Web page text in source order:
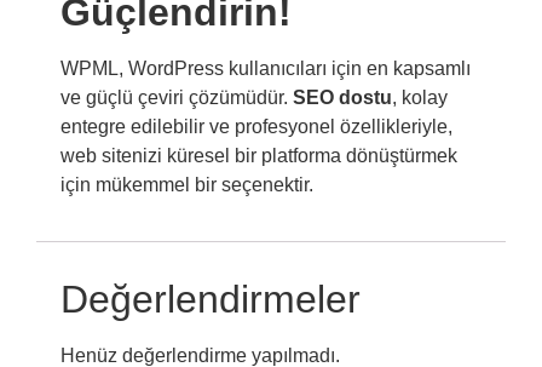
Güçlendirin!
WPML, WordPress kullanıcıları için en kapsamlı
ve güçlü çeviri çözümüdür. SEO dostu, kolay
entegre edilebilir ve profesyonel özellikleriyle,
web sitenizi küresel bir platforma dönüştürmek
için mükemmel bir seçenektir.
Değerlendirmeler
Henüz değerlendirme yapılmadı.